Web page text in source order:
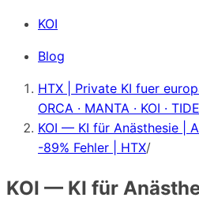
KOI
Blog
HTX | Private KI fuer
ORCA · MANTA · KOI · TIDE
KOI — KI für Anästhesie |
-89% Fehler | HTX/
KOI — KI für